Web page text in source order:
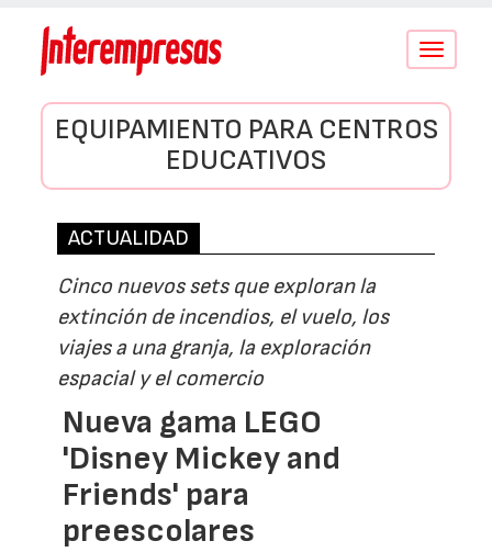
Conmutar
EQUIPAMIENTO PARA CENTROS
EDUCATIVOS
ACTUALIDAD
Cinco nuevos sets que exploran la
extinción de incendios, el vuelo, los
viajes a una granja, la exploración
espacial y el comercio
Nueva gama LEGO
'Disney Mickey and
Friends' para
preescolares